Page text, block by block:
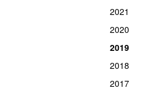
2021
2020
2019
2018
2017